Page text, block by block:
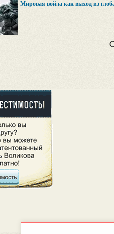
Мировая война как выход из